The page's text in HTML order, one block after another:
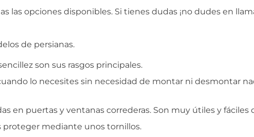
las opciones disponibles. Si tienes dudas ¡no dudes en
de persianas.
son sus rasgos principales.
lo necesites sin necesidad de montar ni desmontar
en puertas y ventanas correderas. Son muy útiles y fáciles
proteger mediante unos tornillos.